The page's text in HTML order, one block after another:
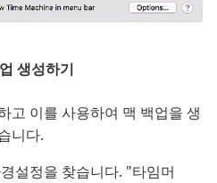
생성하기
고 이를 사용하여 맥 백업을 생
니다.
설정을 찾습니다. "타임머